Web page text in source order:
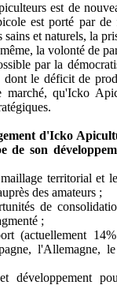
est de
est porté par de
et naturels, la
la volonté de
par la
le déficit de
qu'Icko
d'Icko
de son
territorial et
des amateurs ;
de
;
(actuellement
l'Allemagne,
développement